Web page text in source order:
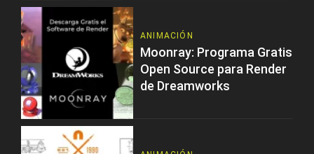
ANIMACIÓN
Moonray: Programa Gratis
Open Source para Render
de Dreamworks